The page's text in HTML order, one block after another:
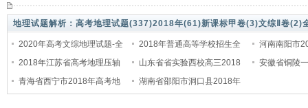
地理试题解析： 高考地理试题(337)2018年(61)新课标甲卷(3)文综Ⅱ卷(2)
2020年高考文综地理试题-全
国文综Ⅱ卷重绘图w
2018年普通高等学校招生全
国统一考试冲刺预测
河南南阳市
三期终质量
2018年江苏省高考地理压轴
试卷
山东省省实验西校高三2018
年10月份模拟考试地
安徽省铜陵
青海省西宁市2018年高考地
湖南省邵阳市洞口县2018年